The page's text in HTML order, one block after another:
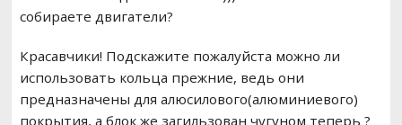
собираете двигатели?
Красавчики! Подскажите пожалуйста можно ли
использовать кольца прежние, ведь они
предназначены для алюсилового(алюминиевого)
покрытия, а блок же загильзован чугуном теперь ?